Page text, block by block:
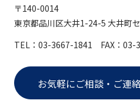
〒140-0014
東京都品川区大井1-24-5 大井町
TEL：03-3667-1841 FAX：03-
お気軽にご相談・ご連